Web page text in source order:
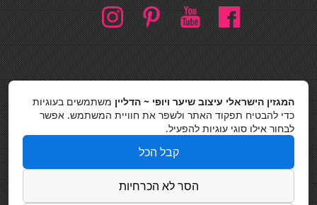
חיפוש
כסאות בר
המגזין הישראלי עיצוב שיער ויופי ~ הדליין משתמשים בעוגיות
כדי להבטיח תפקוד האתר ולשפר את חוויית המשתמש. אפשר
לבחור אילו סוגי עוגיות להפעיל.
קבל הכל
הסר לא הכרחיות